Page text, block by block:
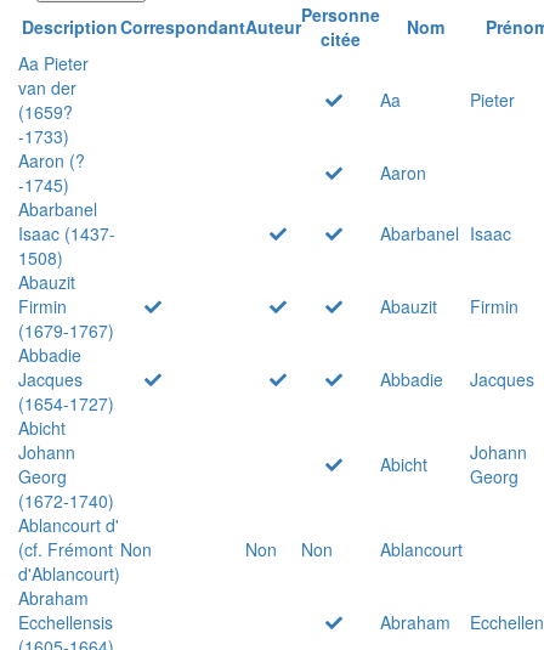
DescriptionCorrespondantAuteurPersonne
citée
Nom
Aa Pieter
van der
(1659?
-1733)
Aa Pieter
Aaron (?
-1745)
Aaron
Abarbanel
Isaac (1437-
1508)
Abarbanel Isaac
Abauzit
Firmin
(1679-1767)
Abauzit
Firmin
Abbadie
Jacques
(1654-1727)
Abbadie
Jacques
Abicht
Johann
Georg
(1672-1740)
Abicht
Johann
Georg
Ablancourt d'
(cf. Frémont
d'Ablancourt)
Non Non Non
Ablancourt
Abraham
Ecchellensis
Abraham